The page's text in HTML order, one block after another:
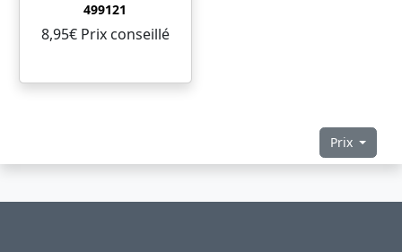
499121
8,95€ Prix ​​conseillé
Prix